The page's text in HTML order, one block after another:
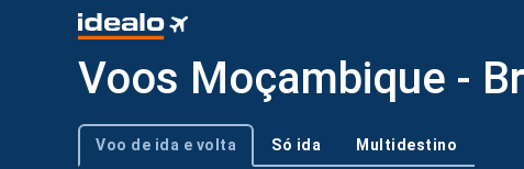
Voos Moçambique -
Tipo de viagem
Voo de ida e volta Só ida Multidestino